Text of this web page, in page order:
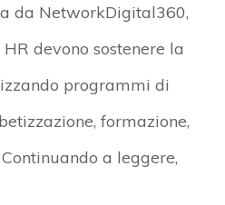
da NetworkDigital360,
devono sostenere la
programmi di
formazione,
a leggere,